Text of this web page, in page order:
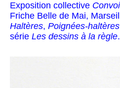
Exposition collective
Friche Belle de Mai,
Haltères, Poignées-haltères
série Les dessins à la règle.